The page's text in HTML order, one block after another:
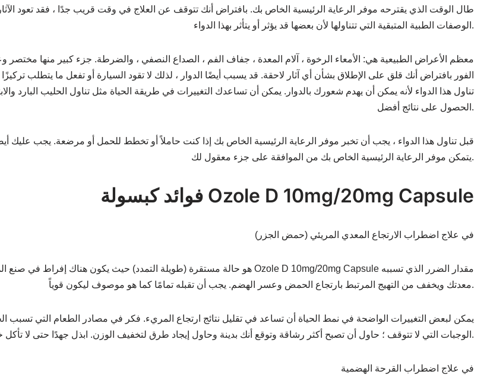
طال الوقت الذي يقترحه موفر الرعاية الرئيسية الخاص بك. بافتراض أنك تتوقف عن العلاج في وقت قريب جدًا ، فقد تعود
الوصفات الطبية المتبقية التي تتناولها لأن بعضها قد يؤثر أو يتأثر بهذا الدواء.
معظم الأعراض الطبيعية هي: الأمعاء الرخوة ، آلام المعدة ، جفاف الفم ، الصداع النصفي ، والضرطة. جزء كبير منها
الفور بافتراض أنك قلق على الإطلاق بشأن أي آثار لاحقة. قد يسبب أيضًا الدوار ، لذلك لا تقود السيارة أو تفعل ما يتطلب
تناول هذا الدواء لأنه يمكن أن يهدم شعورك بالدوار. يمكن أن تساعدك التغييرات في طريقة الحياة مثل تناول الحليب البارد
الحصول على نتائج أفضل.
قبل تناول هذا الدواء ، يجب أن تخبر موفر الرعاية الرئيسية الخاص بك إذا كنت حاملاً أو تخطط للحمل أو مرضعة. يجب عليك
يتمكن موفر الرعاية الرئيسية الخاص بك من الموافقة على جزء معقول لك.
فوائد كبسولة Ozole D 10mg/20mg Capsule
في علاج اضطراب الارتجاع المعدي المريئي (حمض الجزر)
معدتك ويخفف من التهيج المرتبط بارتجاع الحمض وعسر الهضم. يجب أن تقبله تمامًا كما هو موصوف ليكون قوياً.
يمكن لبعض التغييرات الواضحة في نمط الحياة أن تساعد في تقليل نتائج ارتجاع المريء. فكر في مصادر الطعام التي تسبب
الوجبات التي لا تتوقف ؛ حاول أن تصبح أكثر رشاقة وتوقع أنك بدينة وحاول إيجاد طرق لتخفيف الوزن. ابذل جهدًا حتى لا تأكل خلال 3-4 ساعات من الذهاب للراحة.
في علاج اضطراب القرحة الهضمية